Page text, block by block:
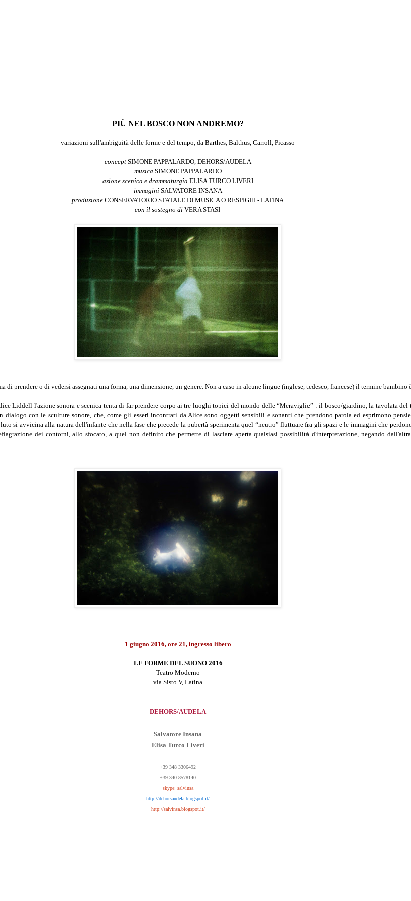
PIÙ NEL BOSCO NON ANDREMO?
variazioni sull'ambiguità delle forme e del tempo, da Barthes, Balthus, Carroll, Picasso
concept SIMONE PAPPALARDO, DEHORS/AUDELA
musica SIMONE PAPPALARDO
azione scenica e drammaturgia ELISA TURCO LIVERI
immagini SALVATORE INSANA
produzione CONSERVATORIO STATALE DI MUSICA O.RESPIGHI - LATINA
con il sostegno diVERA STASI
di prendere o di vedersi assegnati una forma, una dimensione, un genere. Non a caso in alcune lingue (inglese, tedesco, francese) il termine bambino
Liddell l'azione sonora e scenica tenta di far prendere corpo ai tre luoghi topici del mondo delle “Meraviglie” : il bosco/giardino, la tavolata del
dialogo con le sculture sonore, che, come gli esseri incontrati da Alice sono oggetti sensibili e sonanti che prendono parola ed esprimono
si avvicina alla natura dell'infante che nella fase che precede la pubertà sperimenta quel “neutro” fluttuare fra gli spazi e le immagini che
dei contorni, allo sfocato, a quel non definito che permette di lasciare aperta qualsiasi possibilità d'interpretazione, negando
1 giugno 2016, ore 21, ingresso libero
LE FORME DEL SUONO 2016
Teatro Moderno
via Sisto V, Latina
DEHORS/AUDELA
Salvatore Insana
Elisa Turco Liveri
+39 348 3306492
+39 340 8578140
skype: salvinsa
http://dehorsaudela.blogspot.it/
http://salvinsa.blogspot.it/